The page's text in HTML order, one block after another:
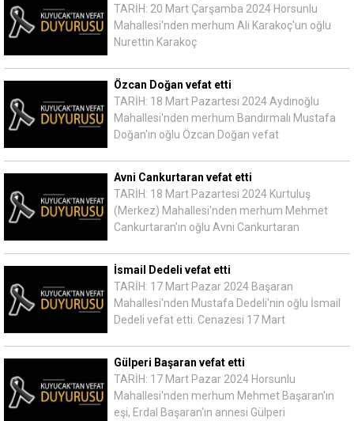
TARİH: 20 Mart Çarşamba 2024 Horsunlu
Mahallesi'nden merhum Ali Karakoç'un oğlu
Nurettin Karakoç
Özcan Doğan vefat etti
TARİH: 18 Mart Pazartesi 2024 Aydınoğlu
Mahallesi'nden merhum Bandırmalı Mustafa
Doğan'ın oğlu Özcan Doğan vefat
Avni Cankurtaran vefat etti
TARİH: 18 Mart Pazartesi 2024 Kurtuluş
(Merkez) Mahallesi'nden merhum Mehmet
Cankurtaran'ın oğlu Avni Cankurtaran
İsmail Dedeli vefat etti
TARİH: 17 Mart Pazar 2024 Başaran
Mahallesi'nden Mustafa Dedeli'nin oğlu İsmail
Dedeli vefat etti. Cenazesi 17 Mart
Gülperi Başaran vefat etti
TARİH: 17 Mart Pazar 2024 Horsunlu
Mahallesi'nden merhum Mehmet Başaran'ın
eşi, Erdal Başaran'ın annesi Gülperi